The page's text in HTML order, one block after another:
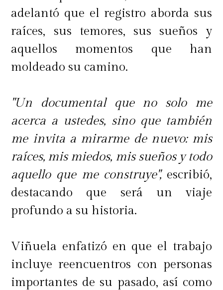
No me conocen (17/6/2022)
Cuando toda la evidencia
demuestra su culpabilidad, un
su alegato final para relatar una
historia de amor.
Como vuela el cuervo (3/6/2022)
Una famosa presentadora ve que su
vida se desmorona cuando una
trabajo y a sembrar discordia en su
matrimonio.
adelantó que el registro aborda sus
raíces, sus temores, sus sueños y
aquellos momentos que han
moldeado su camino.
"Un documental que no solo me
acerca a ustedes, sino que también
me invita a mirarme de nuevo: mis
raíces, mis miedos, mis sueños y todo
aquello que me construye",escribió,
destacando que será un viaje
profundo a su historia.
Viñuela enfatizó en que el trabajo
incluye reencuentros con personas
importantes de su pasado, así como